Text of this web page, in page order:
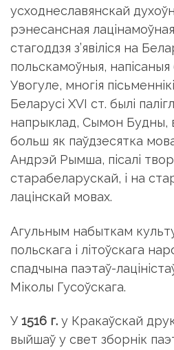
усходнеславянскай
рэнесансная
стагоддзя з’явi­лiся на
польскамоўныя,
Увогуле, многiя
Беларусi XVI ст. былi
напрыклад, Сымон Будны,
больш як паўдзесятка
Андрэй Рымша, пiсалi
старабеларускай, i на
лацiнскай мовах.
Агульным набыткам
польскага i лiтоў­скага
спадчына паэтаў-
Мiколы Гусоўскага.
У 1516 г. у Кракаўскай
выйшаў у свет зборнiк